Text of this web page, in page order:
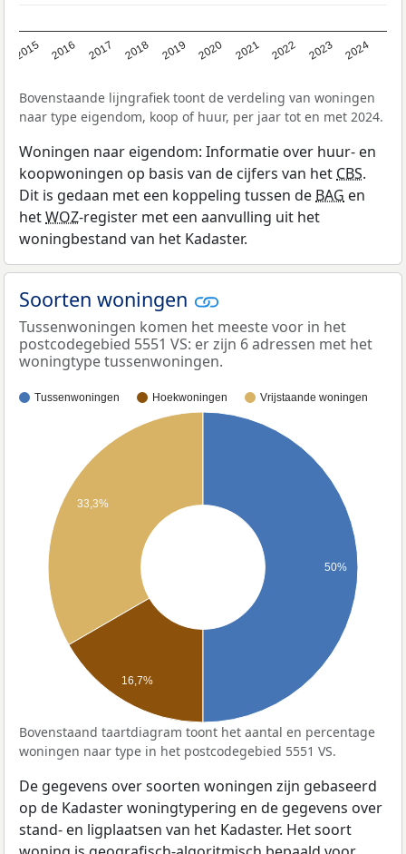
2015 2016 2017 2018 2019 2020 2021 2022 2023 2024
Bovenstaande lijngrafiek toont de verdeling van woningen
naar type eigendom, koop of huur, per jaar tot en met 2024.
Woningen naar eigendom: Informatie over huur- en
koopwoningen op basis van de cijfers van het CBS.
Dit is gedaan met een koppeling tussen de BAG en
hetWOZ-register met een aanvulling uit het
woningbestand van het Kadaster.
Soorten woningen
Tussenwoningen komen het meeste voor in het
postcodegebied 5551 VS: er zijn 6 adressen met het
woningtype tussenwoningen.
Tussenwoningen Hoekwoningen Vrijstaande woningen
33,3%
16,7%
50%
Bovenstaand taartdiagram toont het aantal en percentage
woningen naar type in het postcodegebied 5551 VS.
De gegevens over soorten woningen zijn gebaseerd
op de Kadaster woningtypering en de gegevens over
stand- en ligplaatsen van het Kadaster. Het soort